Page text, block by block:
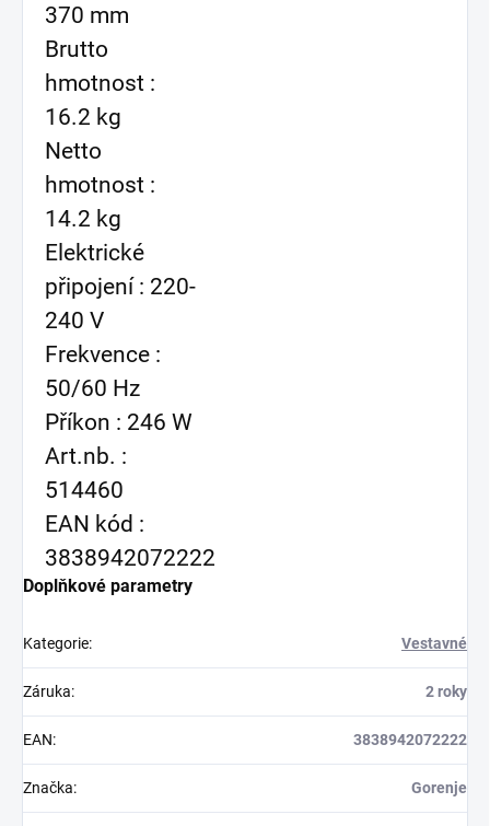
370 mm
Brutto
hmotnost :
16.2 kg
Netto
hmotnost :
14.2 kg
Elektrické
připojení : 220-
240 V
Frekvence :
50/60 Hz
Příkon : 246 W
Art.nb. :
514460
EAN kód :
3838942072222
Doplňkové parametry
Kategorie: Vestavné
Záruka: 2 roky
EAN: 3838942072222
Značka: Gorenje